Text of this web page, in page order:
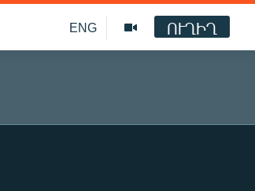
ENG ՈՒՂԻՂ